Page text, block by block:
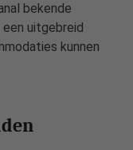
bekende
uitgebreid
kunnen